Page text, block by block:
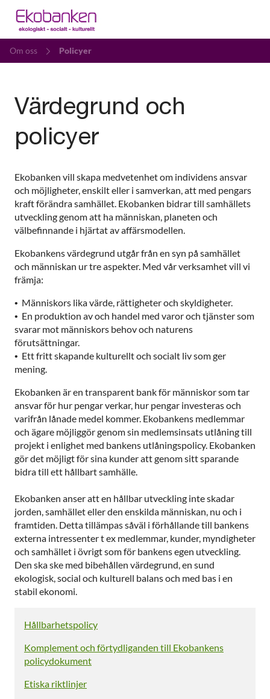
Om oss Policyer
Värdegrund och
policyer
Ekobanken vill skapa medvetenhet om individens ansvar
och möjligheter, enskilt eller i samverkan, att med pengars
kraft förändra samhället. Ekobanken bidrar till samhällets
utveckling genom att ha människan, planeten och
välbefinnande i hjärtat av affärsmodellen.
Ekobankens värdegrund utgår från en syn på samhället
och människan ur tre aspekter. Med vår verksamhet vill vi
främja:
• Människors lika värde, rättigheter och skyldigheter.
• En produktion av och handel med varor och tjänster som
svarar mot människors behov och naturens
förutsättningar.
• Ett fritt skapande kulturellt och socialt liv som ger
mening.
Ekobanken är en transparent bank för människor som tar
ansvar för hur pengar verkar, hur pengar investeras och
varifrån lånade medel kommer. Ekobankens medlemmar
och ägare möjliggör genom sin medlemsinsats utlåning till
projekt i enlighet med bankens utlåningspolicy. Ekobanken
gör det möjligt för sina kunder att genom sitt sparande
bidra till ett hållbart samhälle.
Ekobanken anser att en hållbar utveckling inte skadar
jorden, samhället eller den enskilda människan, nu och i
framtiden. Detta tillämpas såväl i förhållande till bankens
externa intressenter t ex medlemmar, kunder, myndigheter
och samhället i övrigt som för bankens egen utveckling.
Den ska ske med bibehållen värdegrund, en sund
ekologisk, social och kulturell balans och med bas i en
stabil ekonomi.
Hållbarhetspolicy
Komplement och förtydliganden till Ekobankens
policydokument
Etiska riktlinjer